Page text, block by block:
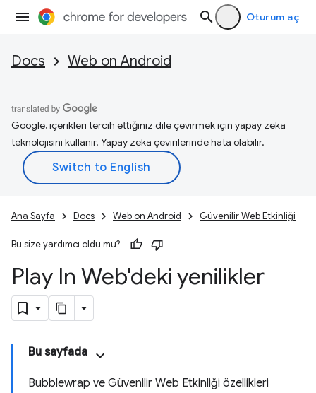
Oturum aç
Docs Web on Android
Google, içerikleri tercih ettiğiniz dile çevirmek için yapay zeka
teknolojisini kullanır. Yapay zeka çevirilerinde hata olabilir.
Ana Sayfa Docs Web on Android Güvenilir Web Etkinliği
Bu size yardımcı oldu mu?
Play In Web'deki yenilikler
Bu sayfada
Bubblewrap ve Güvenilir Web Etkinliği özellikleri